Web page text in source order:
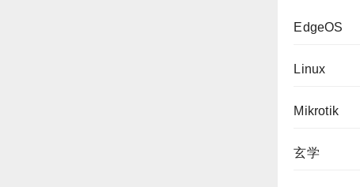
EdgeOS
Linux
Mikrotik
玄学